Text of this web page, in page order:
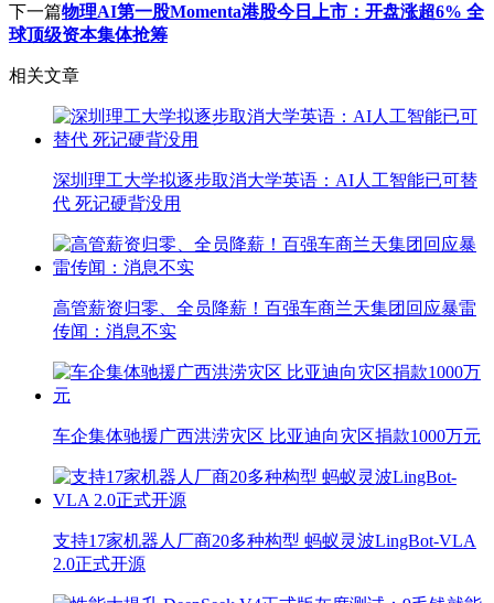
下一篇物理AI第一股Momenta港股今日上市：开盘涨超6% 全
球顶级资本集体抢筹
相关文章
深圳理工大学拟逐步取消大学英语：AI人工智能已可替
代 死记硬背没用
高管薪资归零、全员降薪！百强车商兰天集团回应暴雷
传闻：消息不实
车企集体驰援广西洪涝灾区 比亚迪向灾区捐款1000万元
支持17家机器人厂商20多种构型 蚂蚁灵波LingBot-VLA
2.0正式开源